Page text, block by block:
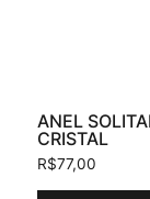
ANEL
CRISTAL
R$77,00